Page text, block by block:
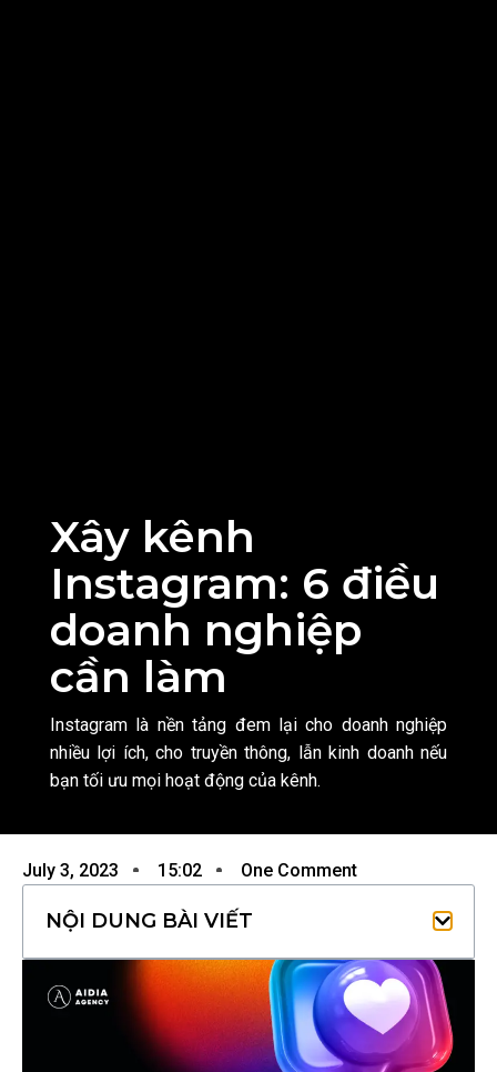
Xây kênh
Instagram: 6 điều
doanh nghiệp
cần làm
Instagram là nền tảng đem lại cho doanh nghiệp
nhiều lợi ích, cho truyền thông, lẫn kinh doanh nếu
bạn tối ưu mọi hoạt động của kênh.
July 3, 2023 15:02 One Comment
NỘI DUNG BÀI VIẾT